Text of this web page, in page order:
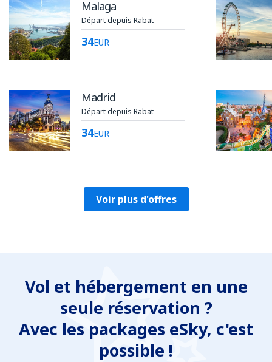
Malaga
Départ depuis Rabat
34EUR
Madrid
Départ depuis Rabat
34EUR
Voir plus d'offres
Vol et hébergement en une
seule réservation ?
Avec les packages eSky, c'est
possible !